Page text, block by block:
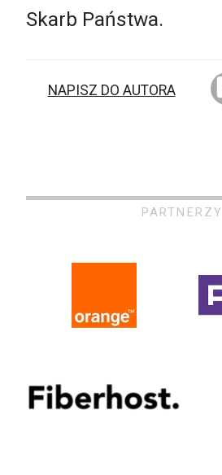
Skarb Państwa.
NAPISZ DO AUTORA
PARTNERZY